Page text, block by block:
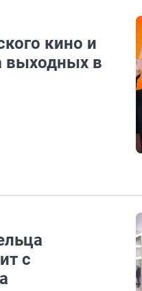
кино и
выходных в
с